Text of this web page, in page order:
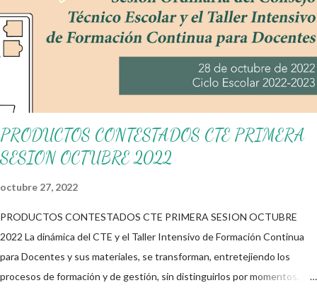
más contenido educativo. 👉 Grupo de Facebook Además,
puedes unirte a Grupos de WhatsApp y seguir a Salón
didáctico donde se comparte gran variedad de material
didáctico. También te puede interesar: P...
PRODUCTOS CONTESTADOS CTE PRIMERA
SESION OCTUBRE 2022
octubre 27, 2022
PRODUCTOS CONTESTADOS CTE PRIMERA SESION OCTUBRE
2022 La dinámica del CTE y el Taller Intensivo de Formación Continua
para Docentes y sus materiales, se transforman, entretejiendo los
procesos de formación y de gestión, sin distinguirlos por momentos, y